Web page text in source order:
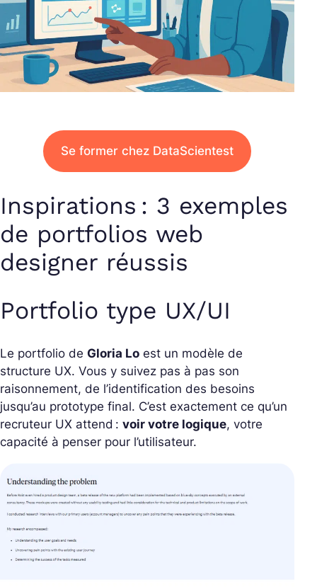
Se former chez DataScientest
Inspirations : 3 exemples
de portfolios web
designer réussis
Portfolio type UX/UI
Le portfolio de Gloria Lo est un modèle de
structure UX. Vous y suivez pas à pas son
raisonnement, de l’identification des besoins
jusqu’au prototype final. C’est exactement ce qu’un
recruteur UX attend : voir votre logique, votre
capacité à penser pour l’utilisateur.